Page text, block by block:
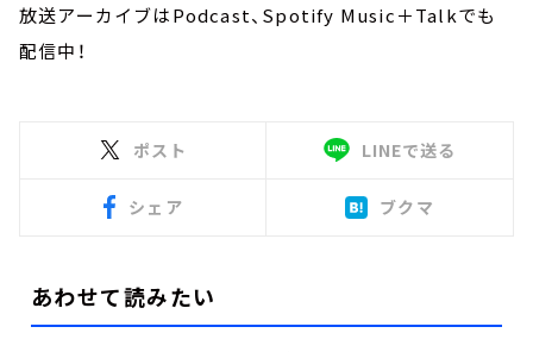
放送アーカイブはPodcast、Spotify Music＋Talkでも
配信中！
ポスト LINEで送る
シェア ブクマ
あわせて読みたい